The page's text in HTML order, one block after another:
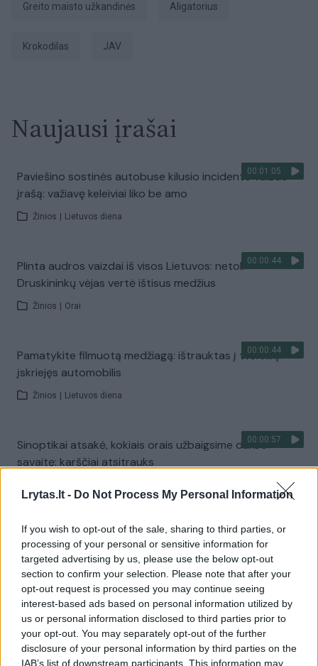
Lrytas.lt - Do Not Process My Personal Information
If you wish to opt-out of the sale, sharing to third parties, or
processing of your personal or sensitive information for
targeted advertising by us, please use the below opt-out
section to confirm your selection. Please note that after your
opt-out request is processed you may continue seeing
interest-based ads based on personal information utilized by
us or personal information disclosed to third parties prior to
your opt-out. You may separately opt-out of the further
disclosure of your personal information by third parties on the
IAB’s list of downstream participants. This information may
greito maisto užkandinės aligatorius
Krokodilas JAV
Naujausi įrašai
00:01:05
Paviešino sostinės autobuse kilusio incidento vaizdo
įrašą: važiavę keleiviai liko be amo
Žinios Lietuvos diena
00:00:44
Plinta audros vaizdai iš visos Lietuvos: netoli
Druskininkų vėjas vertė ištisus medžius
Žinios Orai
00:00:44
Pamatykite filmuotą medžiagą: ištrauktas į tvenkinį
įskriejęs automobilis
Žinios Lietuvos diena
00:00:57
Sinoptikai atsakė, kokiais orais užbaigsime darbo
savaitę: karščiai atsitrauks
Visi įrašai
Žiūrimiausi įrašai
00:00:30
Vaizdai iš tragiškos avarijos Vilniaus r.: dviejų moterų ir